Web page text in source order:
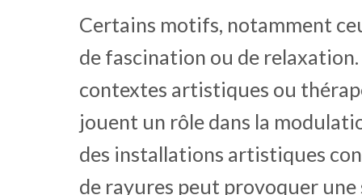
Certains motifs, notamment
de fascination ou de relaxation.
contextes artistiques ou
jouent un rôle dans la
des installations artistiques
de rayures peut provoquer